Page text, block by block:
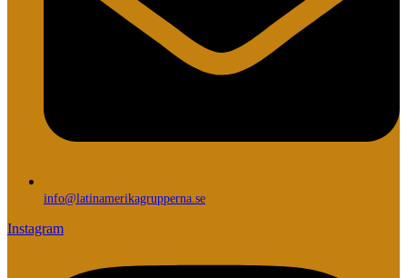
info@latinamerikagrupperna.se
Instagram